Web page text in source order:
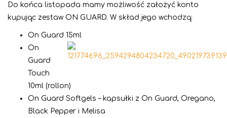
Do końca listopada mamy możliwość założyć konto
kupując zestaw ON GUARD. W skład jego wchodzą:
On Guard 15ml
On
Guard
Touch
10ml (rollon)
On Guard Softgels – kapsułki z On Guard, Oregano,
Black Pepper i Melisa